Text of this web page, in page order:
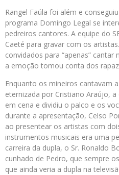
Rangel Faúla foi além e
programa Domingo Legal se
pedreiros cantores. A equipe do
Caeté para gravar com os
convidados para “apenas”
a emoção tomou conta dos
Enquanto os mineiros cantavam
eternizada por Cristiano Araújo,
em cena e dividiu o palco e os
durante a apresentação, Celso
ao presentear os artistas com
instrumentos musicais era uma
carreira da dupla, o Sr. Ronaldo
cunhado de Pedro, que sempre
que ainda veria a dupla na